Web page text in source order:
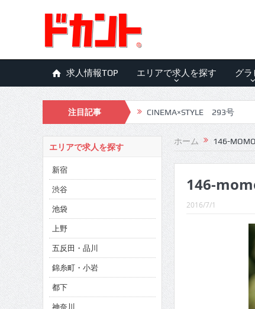
求人情報TOP エリアで求人を探す グラ
注目記事 CINEMA×STYLE 293号
CINEMA×STYLE 292号
CINEMA×STYLE 291号
CINEMA×STYLE 290号
CINEMA×STYLE 289号
CINEMA×STYLE 288号
CINEMA×STYLE 286号
CINEMA×STYLE 285号
ホーム 146-
146-
2016/7/1
エリアで求人を探す
新宿
渋谷
池袋
上野
五反田・品川
錦糸町・小岩
都下
神奈川